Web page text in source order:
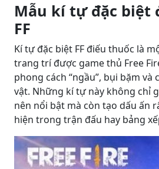
Mẫu kí tự đặc biệt
FF
Kí tự đặc biệt FF điếu thuốc là
trang trí được game thủ Free
phong cách “ngầu”, bụi bặm và
vật. Những kí tự này không chỉ
nên nổi bật mà còn tạo dấu ấn
hiện trong trận đấu hay bảng